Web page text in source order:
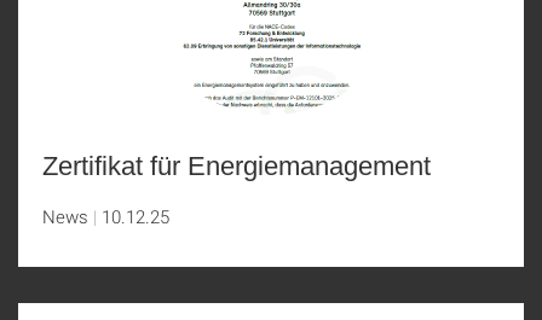
Zertifikat für Energiemanagement
News 10.12.25